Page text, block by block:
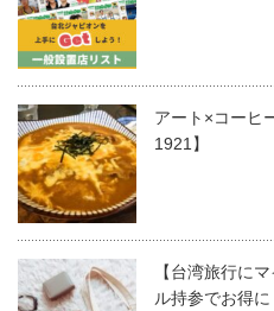
アート×コーヒ
1921】
【台湾旅行に
ル持参でお得に